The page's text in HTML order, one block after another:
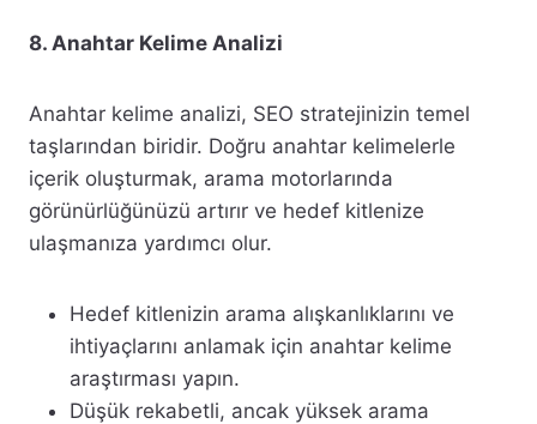
8. Anahtar Kelime Analizi
Anahtar kelime analizi, SEO stratejinizin temel
taşlarından biridir. Doğru anahtar kelimelerle
içerik oluşturmak, arama motorlarında
görünürlüğünüzü artırır ve hedef kitlenize
ulaşmanıza yardımcı olur.
Hedef kitlenizin arama alışkanlıklarını ve
ihtiyaçlarını anlamak için anahtar kelime
araştırması yapın.
Düşük rekabetli, ancak yüksek arama